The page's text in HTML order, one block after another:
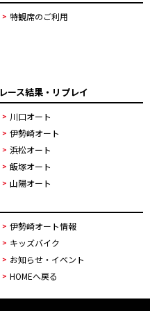
特観席のご利用
レース結果・リプレイ
川口オート
伊勢崎オート
浜松オート
飯塚オート
山陽オート
伊勢崎オート情報
キッズバイク
お知らせ・イベント
HOMEへ戻る